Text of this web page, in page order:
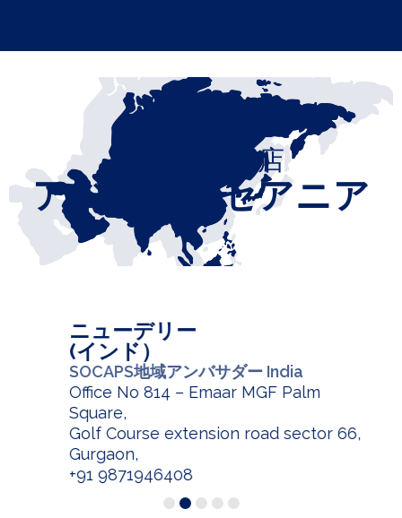
当社の代理店
アジア・オセアニア
ニューデリー
(インド）
SOCAPS地域アンバサダー India
Office No 814 – Emaar MGF Palm
Square,
Golf Course extension road sector 66,
Gurgaon,
+91 9871946408